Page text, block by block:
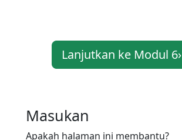
Lanjutkan ke Modul 6›
Masukan
Apakah halaman ini membantu?